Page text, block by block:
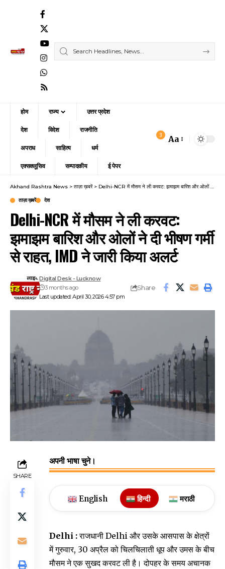
होम राज्य उत्तर प्रदेश
देश विदेश राजनीति
अपराध साहित्य धर्म
एक्सक्लूसिव सम्पादकीय ई पेपर
3
Font
Aa
Akhand Rashtra News > ताज़ा ख़बरें> Delhi-NCR में मौसम ने ली करवट: झमाझम बारिश और ओलों ने दी भीषण गर्मी से राहत, IMD ने जारी किया अलर्ट
ताज़ा ख़बरें देश
Delhi-NCR में मौसम ने ली करवट:
झमाझम बारिश और ओलों ने दी भीषण गर्मी
से राहत, IMD ने जारी किया अलर्ट
Last updated: April 30, 2026 4:57 pm
Digital Desk - Lucknow
3 months ago
Share
SHARE
अपनी भाषा चुने।
English हिन्दी मराठी
Delhi :राजधानी Delhi और उसके आसपास के क्षेत्रों
में गुरुवार, 30 अप्रैल को चिलचिलाती धूप और उमस के बीच
मौसम ने एक सुखद करवट ली है। दोपहर के समय अचानक